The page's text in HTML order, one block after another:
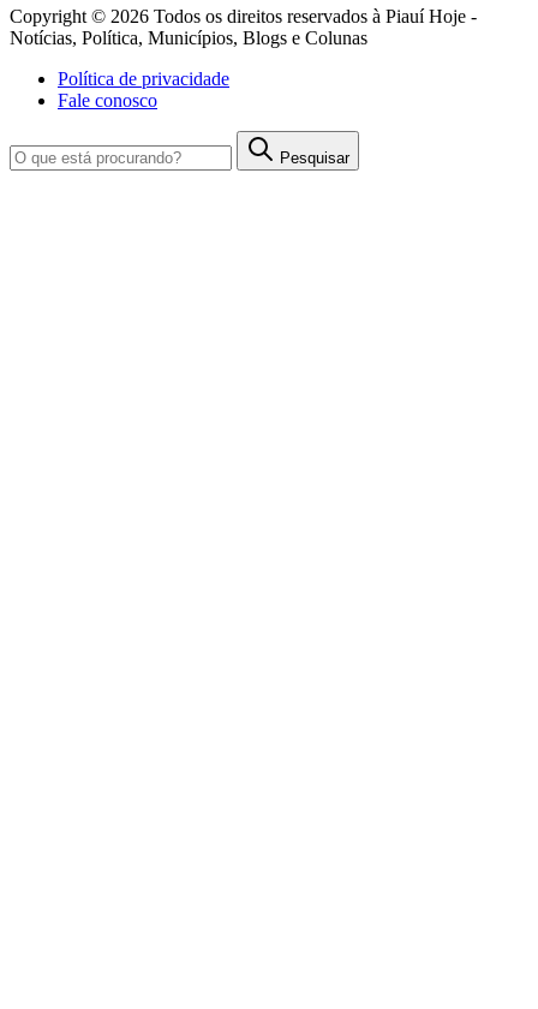
Copyright © 2026 Todos os direitos reservados à Piauí Hoje -
Notícias, Política, Municípios, Blogs e Colunas
Política de privacidade
Fale conosco
Pesquisar